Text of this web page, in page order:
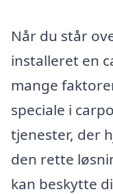
Når du står
installeret en
mange
speciale i
tjenester, der
den rette
kan beskytte